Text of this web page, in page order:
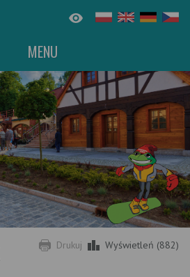
MENU
Drukuj Wyświetleń (882)